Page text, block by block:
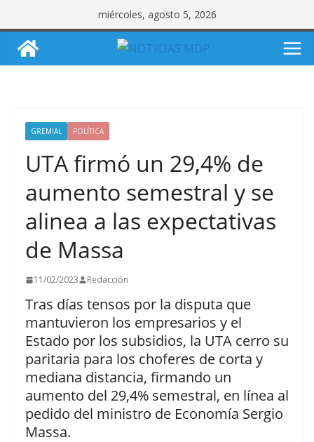
al
contenido
miércoles, agosto 5, 2026
GREMIAL POLÍTICA
UTA firmó un 29,4% de
aumento semestral y se
alinea a las expectativas
de Massa
11/02/2023 Redacción
Tras días tensos por la disputa que
mantuvieron los empresarios y el
Estado por los subsidios, la UTA cerro su
paritaria para los choferes de corta y
mediana distancia, firmando un
aumento del 29,4% semestral, en línea al
pedido del ministro de Economía Sergio
Massa.